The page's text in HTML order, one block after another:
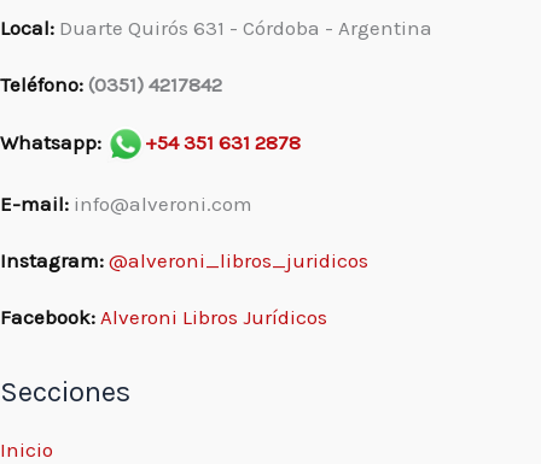
Local: Duarte Quirós 631 - Córdoba - Argentina
Teléfono: (0351) 4217842
Whatsapp: +54 351 631 2878
E-mail: info@alveroni.com
Instagram: @alveroni_libros_juridicos
Facebook: Alveroni Libros Jurídicos
Secciones
Inicio